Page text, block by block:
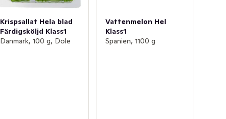
Krispsallat Hela blad
Färdigsköljd Klass1
Danmark, 100 g, Dole
Vattenmelon Hel
Klass1
Spanien, 1100 g